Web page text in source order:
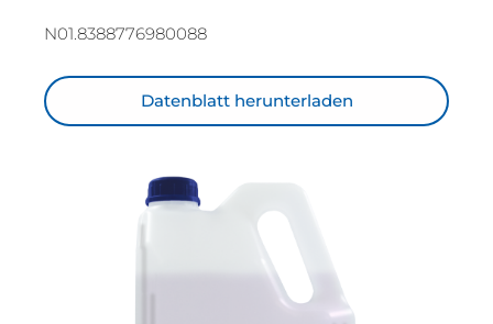
N01.8388776980088
Datenblatt herunterladen